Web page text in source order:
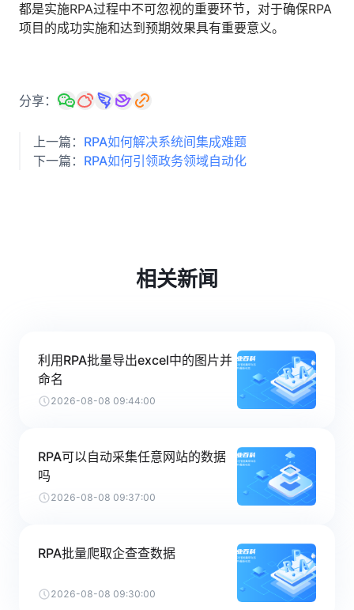
都是实施RPA过程中不可忽视的重要环节，对于确保RPA
项目的成功实施和达到预期效果具有重要意义。
分享：
上一篇： RPA如何解决系统间集成难题
下一篇： RPA如何引领政务领域自动化
相关新闻
利用RPA批量导出excel中的图片并
命名
2026-08-08 09:44:00
RPA可以自动采集任意网站的数据
吗
2026-08-08 09:37:00
RPA批量爬取企查查数据
2026-08-08 09:30:00